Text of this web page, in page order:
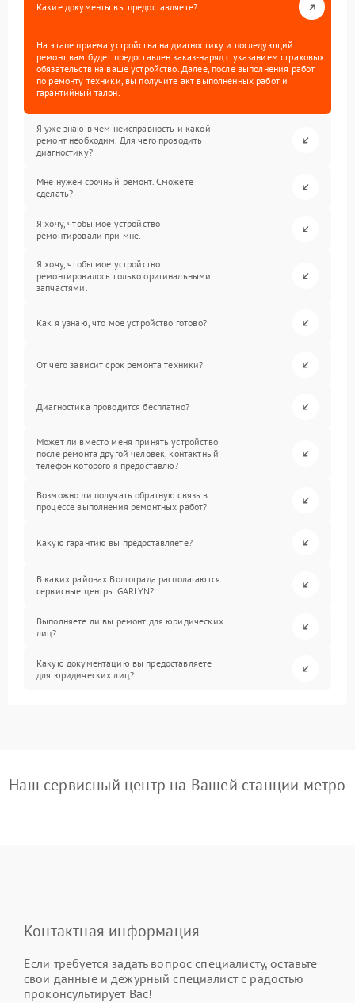
Какие документы вы предоставляете?
На этапе приема устройства на диагностику и последующий
ремонт вам будет предоставлен заказ-наряд с указанием страховых
обязательств на ваше устройство. Далее, после выполнения работ
по ремонту техники, вы получите акт выполненных работ и
гарантийный талон.
Я уже знаю в чем неисправность и какой
ремонт необходим. Для чего проводить
диагностику?
Мне нужен срочный ремонт. Сможете
сделать?
Я хочу, чтобы мое устройство
ремонтировали при мне.
Я хочу, чтобы мое устройство
ремонтировалось только оригинальными
запчастями.
Как я узнаю, что мое устройство готово?
От чего зависит срок ремонта техники?
Диагностика проводится бесплатно?
Может ли вместо меня принять устройство
после ремонта другой человек, контактный
телефон которого я предоставлю?
Возможно ли получать обратную связь в
процессе выполнения ремонтных работ?
Какую гарантию вы предоставляете?
В каких районах Волгограда располагаются
сервисные центры GARLYN?
Выполняете ли вы ремонт для юридических
лиц?
Какую документацию вы предоставляете
для юридических лиц?
Наш сервисный центр на Вашей станции метро
Контактная информация
Если требуется задать вопрос специалисту, оставьте
свои данные и дежурный специалист с радостью
проконсультирует Вас!